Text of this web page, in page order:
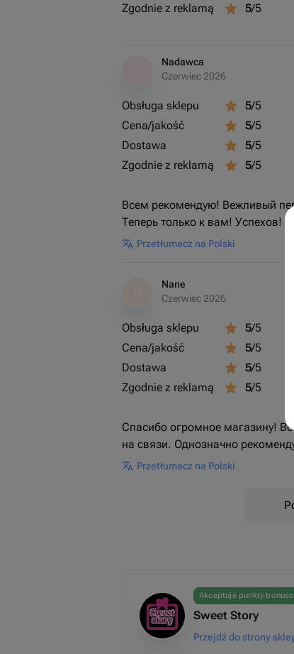
Zgodnie z reklamą
5/5
Nadawca
Czerwiec 2026
Obsługa sklepu 5/5
Cena/jakość
5/5
Dostawa
5/5
Zgodnie z reklamą
5/5
Всем рекомендую! Вежливый
Теперь только к вам! Успехов!
Przetłumacz na Polski
Nane
Czerwiec 2026
Obsługa sklepu 5/5
Cena/jakość
5/5
Dostawa
5/5
Zgodnie z reklamą
5/5
Спасибо огромное магазину!
на связи. Однозначно
Przetłumacz na Polski
Akceptuje punkty
Sweet Story
Przejdź do strony